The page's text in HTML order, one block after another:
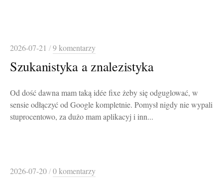
2026-07-21 /9 komentarzy
Szukanistyka a znalezistyka
Od dość dawna mam taką idée fixe żeby się odguglować, w
sensie odłączyć od Google kompletnie. Pomysł nigdy nie wypali
stuprocentowo, za dużo mam aplikacyj i inn...
2026-07-20/0 komentarzy